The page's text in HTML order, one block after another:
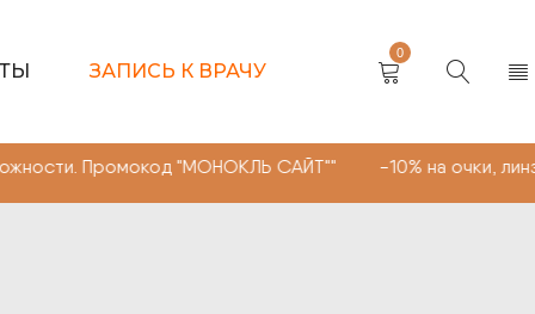
ЗАПИСЬ К ВРАЧУ
0
"МОНОКЛЬ САЙТ"" -10% на очки, линзы